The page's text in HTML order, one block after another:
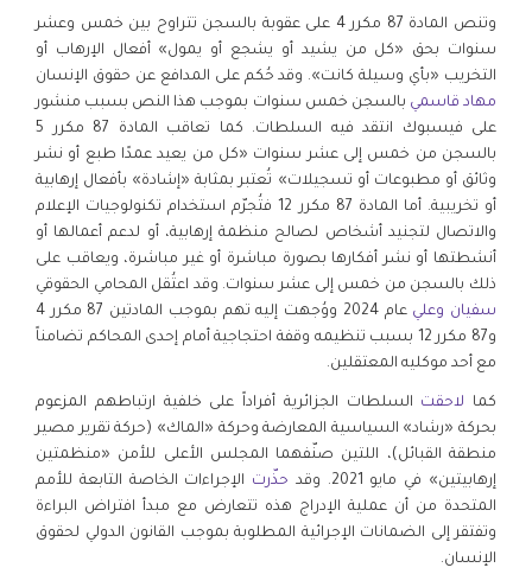
وتنص المادة 87 مكرر 4 على عقوبة بالسجن تتراوح بين خمس وعشر
سنوات بحق «كل من يشيد أو يشجع أو يمول» أفعال الإرهاب أو
التخريب «بأي وسيلة كانت». وقد حُكم على المدافع عن حقوق الإنسان
مهاد قاسمي بالسجن خمس سنوات بموجب هذا النص بسبب منشور
على فيسبوك انتقد فيه السلطات. كما تعاقب المادة 87 مكرر 5
بالسجن من خمس إلى عشر سنوات «كل من يعيد عمدًا طبع أو نشر
وثائق أو مطبوعات أو تسجيلات» تُعتبر بمثابة «إشادة» بأفعال إرهابية
أو تخريبية. أما المادة 87 مكرر 12 فتُجرّم استخدام تكنولوجيات الإعلام
والاتصال لتجنيد أشخاص لصالح منظمة إرهابية، أو لدعم أعمالها أو
أنشطتها أو نشر أفكارها بصورة مباشرة أو غير مباشرة، ويعاقب على
ذلك بالسجن من خمس إلى عشر سنوات. وقد اعتُقل المحامي الحقوقي
سفيان وعلي
عام 2024 ووُجهت إليه تهم بموجب المادتين 87 مكرر 4
و87 مكرر 12 بسبب تنظيمه وقفة احتجاجية أمام إحدى المحاكم تضامناً
مع أحد موكليه المعتقلين.
كما لاحقت السلطات الجزائرية أفراداً على خلفية ارتباطهم المزعوم
بحركة «رشاد» السياسية المعارضة وحركة «الماك» (حركة تقرير مصير
منطقة القبائل)، اللتين صنّفهما المجلس الأعلى للأمن «منظمتين
إرهابيتين» في مايو 2021. وقد
حذّرت الإجراءات الخاصة التابعة للأمم
المتحدة من أن عملية الإدراج هذه تتعارض مع مبدأ افتراض البراءة
وتفتقر إلى الضمانات الإجرائية المطلوبة بموجب القانون الدولي لحقوق
الإنسان.